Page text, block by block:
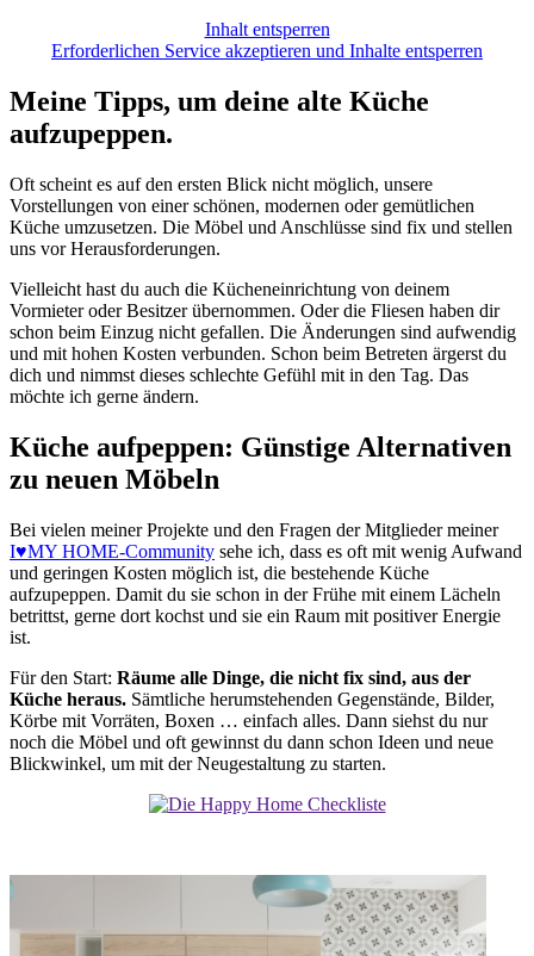
Inhalt entsperren
Erforderlichen Service akzeptieren und Inhalte entsperren
Meine Tipps, um deine alte Küche
aufzupeppen.
Oft scheint es auf den ersten Blick nicht möglich, unsere
Vorstellungen von einer schönen, modernen oder gemütlichen
Küche umzusetzen. Die Möbel und Anschlüsse sind fix und stellen
uns vor Herausforderungen.
Vielleicht hast du auch die Kücheneinrichtung von deinem
Vormieter oder Besitzer übernommen. Oder die Fliesen haben dir
schon beim Einzug nicht gefallen. Die Änderungen sind aufwendig
und mit hohen Kosten verbunden. Schon beim Betreten ärgerst du
dich und nimmst dieses schlechte Gefühl mit in den Tag. Das
möchte ich gerne ändern.
Küche aufpeppen: Günstige Alternativen
zu neuen Möbeln
Bei vielen meiner Projekte und den Fragen der Mitglieder meiner
I♥MY HOME-Community sehe ich, dass es oft mit wenig Aufwand
und geringen Kosten möglich ist, die bestehende Küche
aufzupeppen. Damit du sie schon in der Frühe mit einem Lächeln
betrittst, gerne dort kochst und sie ein Raum mit positiver Energie
ist.
Für den Start: Räume alle Dinge, die nicht fix sind, aus der
Küche heraus. Sämtliche herumstehenden Gegenstände, Bilder,
Körbe mit Vorräten, Boxen … einfach alles. Dann siehst du nur
noch die Möbel und oft gewinnst du dann schon Ideen und neue
Blickwinkel, um mit der Neugestaltung zu starten.